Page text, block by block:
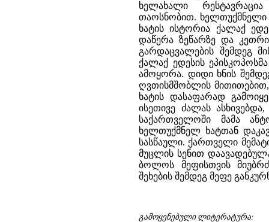
ხელახალი
თაოსნობით. ხელთუქმნელი
ხატის ისტორია ქალაქ
დაწერა ზეწარზე და
გარდაცვალების შემდეგ
ქალაქ ედესის
ამოყორა. დიდი ხნის
ღვთისმშობლის მითითებით,
ხატის დასაფარად
ისეთივე ძალას
საქართველოში მამა
ხელთუქმნელ ხატთან
სასწაული. ქართველი
მუცლის სენით
ბოლოს მეფისთვის
შეხების შემდეგ მეფე
გამოყენებული ლიტერატურა: